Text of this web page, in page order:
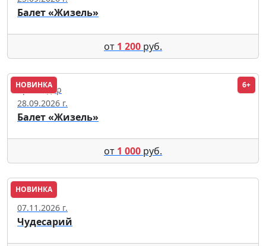
Балет «Жизель»
от 1 200 руб.
НОВИНКА 6+
Краснодар
28.09.2026 г.
Балет «Жизель»
от 1 000 руб.
НОВИНКА
Москва
07.11.2026 г.
Чудесарий